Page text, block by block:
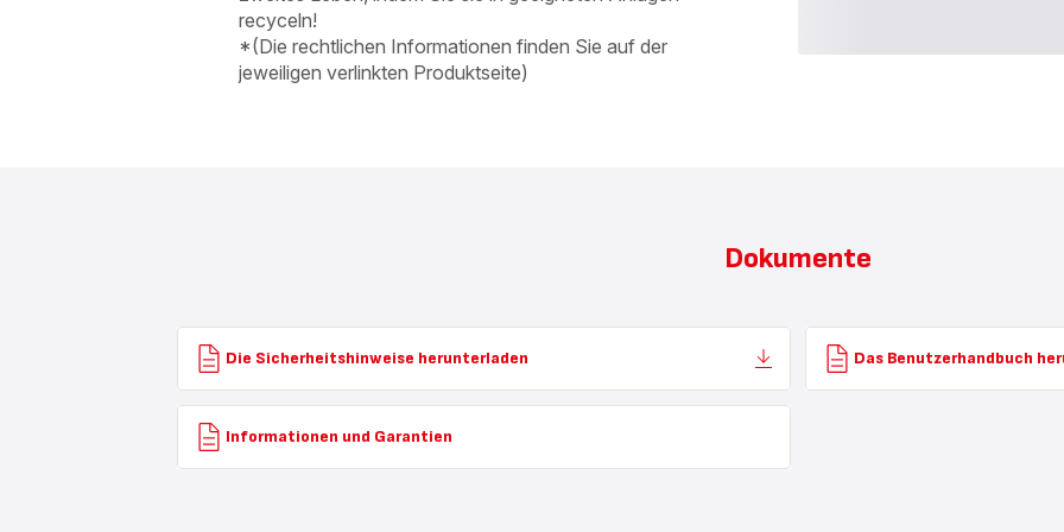
recyceln!
*(Die rechtlichen Informationen finden Sie auf der
jeweiligen verlinkten Produktseite)
Dokumente
Die Sicherheitshinweise herunterladen Das Benutzerhandbuch
Informationen und Garantien